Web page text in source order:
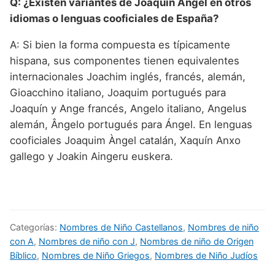
idiomas o lenguas cooficiales de España?
A: Si bien la forma compuesta es típicamente
hispana, sus componentes tienen equivalentes
internacionales Joachim inglés, francés, alemán,
Gioacchino italiano, Joaquim portugués para
Joaquín y Ange francés, Angelo italiano, Angelus
alemán, Ângelo portugués para Ángel. En lenguas
cooficiales Joaquim Àngel catalán, Xaquín Anxo
gallego y Joakin Aingeru euskera.
Categorías: Nombres de Niño Castellanos, Nombres de niño
con A, Nombres de niño con J, Nombres de niño de Origen
Bíblico, Nombres de Niño Griegos, Nombres de Niño Judíos